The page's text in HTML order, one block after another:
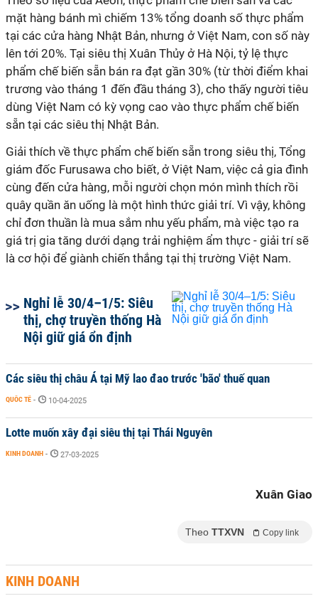
mặt hàng bánh mì chiếm 13% tổng doanh số thực phẩm
tại các cửa hàng Nhật Bản, nhưng ở Việt Nam, con số này
lên tới 20%. Tại siêu thị Xuân Thủy ở Hà Nội, tỷ lệ thực
phẩm chế biến sẵn bán ra đạt gần 30% (từ thời điểm khai
trương vào tháng 1 đến đầu tháng 3), cho thấy người tiêu
dùng Việt Nam có kỳ vọng cao vào thực phẩm chế biến
sẵn tại các siêu thị Nhật Bản.
Giải thích về thực phẩm chế biến sẵn trong siêu thị, Tổng
giám đốc Furusawa cho biết, ở Việt Nam, việc cả gia đình
cùng đến cửa hàng, mỗi người chọn món mình thích rồi
quây quần ăn uống là một hình thức giải trí. Vì vậy, không
chỉ đơn thuần là mua sắm nhu yếu phẩm, mà việc tạo ra
giá trị gia tăng dưới dạng trải nghiệm ẩm thực - giải trí sẽ
là cơ hội để giành chiến thắng tại thị trường Việt Nam.
Nghỉ lễ 30/4–1/5: Siêu
thị, chợ truyền thống Hà
Nội giữ giá ổn định
Các siêu thị châu Á tại Mỹ lao đao trước 'bão' thuế quan
QUỐC TẾ - 10-04-2025
Lotte muốn xây đại siêu thị tại Thái Nguyên
KINH DOANH - 27-03-2025
Xuân Giao
Theo TTXVN Copy link
KINH DOANH